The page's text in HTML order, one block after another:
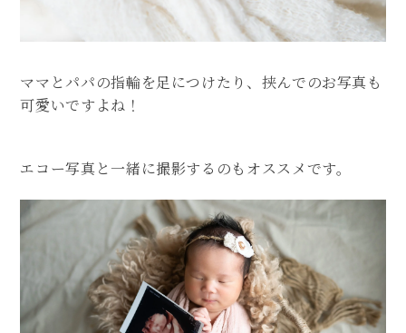
ママとパパの指輪を足につけたり、挟んでのお写真も
可愛いですよね！
エコー写真と一緒に撮影するのもオススメです。